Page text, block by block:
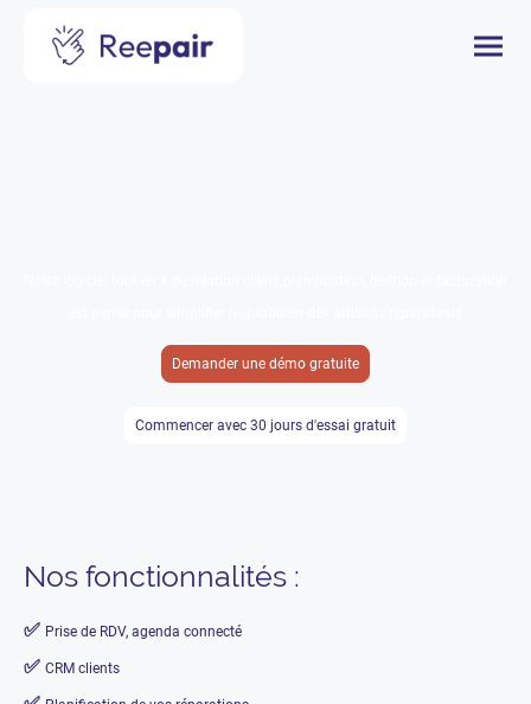
Demander une démo gratuite
Commencer avec 30 jours d'essai gratuit
Nos fonctionnalités :
✅ Prise de RDV, agenda connecté
✅ CRM clients